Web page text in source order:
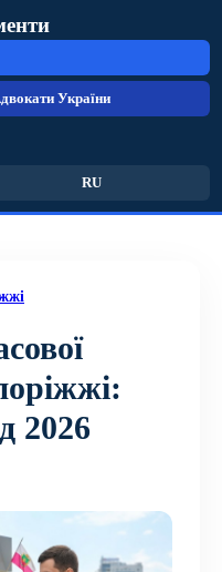
України
RU
2026